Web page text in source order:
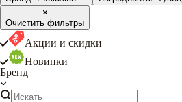
Очистить фильтры
Акции и скидки
Новинки
Бренд